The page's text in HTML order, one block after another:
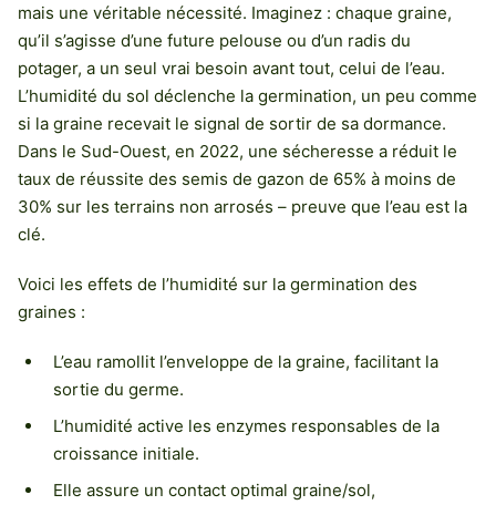
mais une véritable nécessité. Imaginez : chaque graine,
qu’il s’agisse d’une future pelouse ou d’un radis du
potager, a un seul vrai besoin avant tout, celui de l’eau.
L’humidité du sol déclenche la germination, un peu comme
si la graine recevait le signal de sortir de sa dormance.
Dans le Sud-Ouest, en 2022, une sécheresse a réduit le
taux de réussite des semis de gazon de 65% à moins de
30% sur les terrains non arrosés – preuve que l’eau est la
clé.
Voici les effets de l’humidité sur la germination des
graines :
L’eau ramollit l’enveloppe de la graine, facilitant la
sortie du germe.
L’humidité active les enzymes responsables de la
croissance initiale.
Elle assure un contact optimal graine/sol,